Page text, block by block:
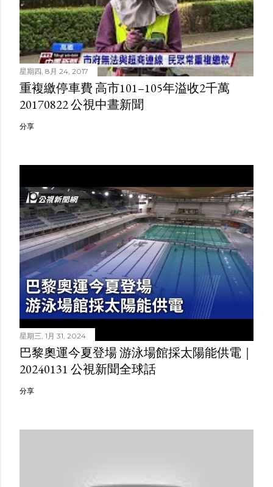
星期四, 8月 24, 2017
重複繳停車費 高市101–105年溢收2千萬
20170822 公視中晝新聞
分享
星期三, 1月 31, 2024
巴黎奧運今夏登場 游泳場館採太陽能供電｜
20240131 公視新聞全球話
分享